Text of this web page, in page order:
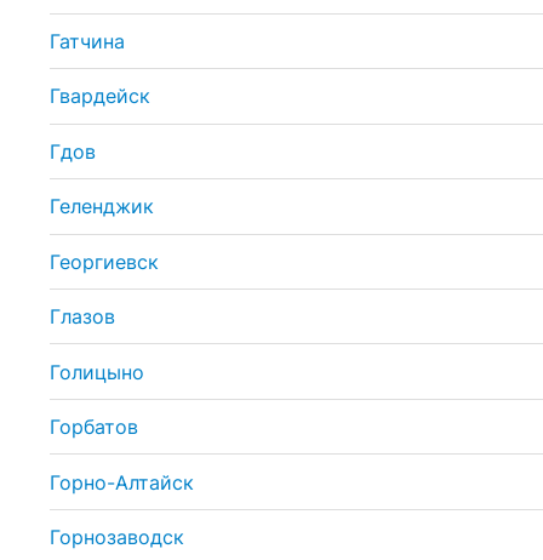
Гатчина
Гвардейск
Гдов
Геленджик
Георгиевск
Глазов
Голицыно
Горбатов
Горно-Алтайск
Горнозаводск